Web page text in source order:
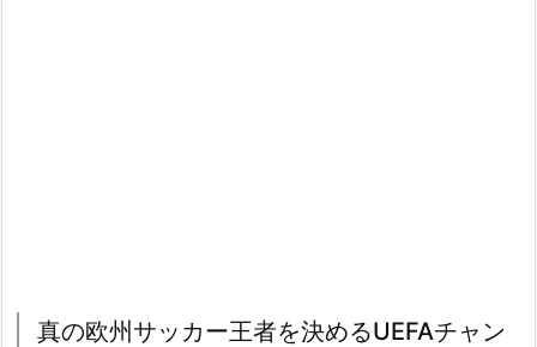
真の欧州サッカー王者を決めるUEFAチャン